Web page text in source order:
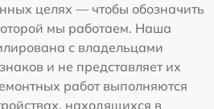
целях — чтобы обозначить
мы работаем. Наша
с владельцами
и не представляет их
работ выполняются
находящихся в